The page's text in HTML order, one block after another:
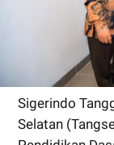
Sigerindo
Selatan